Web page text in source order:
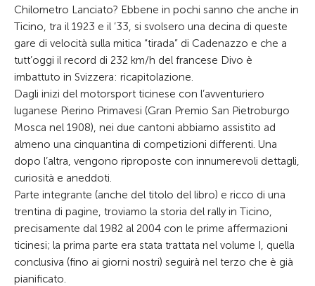
Chilometro Lanciato? Ebbene in pochi sanno che anche in
Ticino, tra il 1923 e il ’33, si svolsero una decina di queste
gare di velocità sulla mitica “tirada” di Cadenazzo e che a
tutt’oggi il record di 232 km/h del francese Divo è
imbattuto in Svizzera: ricapitolazione.
Dagli inizi del motorsport ticinese con l’avventuriero
luganese Pierino Primavesi (Gran Premio San Pietroburgo
Mosca nel 1908), nei due cantoni abbiamo assistito ad
almeno una cinquantina di competizioni differenti. Una
dopo l’altra, vengono riproposte con innumerevoli dettagli,
curiosità e aneddoti.
Parte integrante (anche del titolo del libro) e ricco di una
trentina di pagine, troviamo la storia del rally in Ticino,
precisamente dal 1982 al 2004 con le prime affermazioni
ticinesi; la prima parte era stata trattata nel volume I, quella
conclusiva (fino ai giorni nostri) seguirà nel terzo che è già
pianificato.